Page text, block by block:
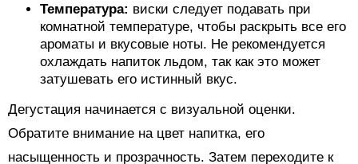
Температура: виски следует подавать при
комнатной температуре, чтобы раскрыть все его
ароматы и вкусовые ноты. Не рекомендуется
охлаждать напиток льдом, так как это может
затушевать его истинный вкус.
Дегустация начинается с визуальной оценки.
Обратите внимание на цвет напитка, его
насыщенность и прозрачность. Затем переходите к